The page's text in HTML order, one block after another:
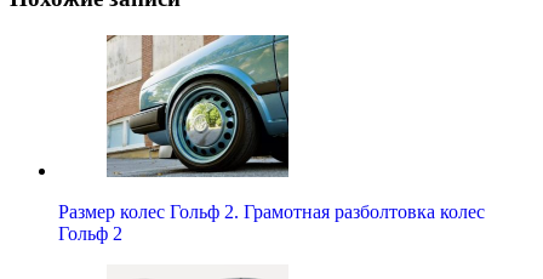
Размер колес Гольф 2. Грамотная разболтовка колес
Гольф 2